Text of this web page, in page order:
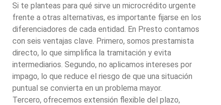
Si te planteas para qué sirve un microcrédito urgente
frente a otras alternativas, es importante fijarse en los
diferenciadores de cada entidad. En Presto contamos
con seis ventajas clave. Primero, somos prestamista
directo, lo que simplifica la tramitación y evita
intermediarios. Segundo, no aplicamos intereses por
impago, lo que reduce el riesgo de que una situación
puntual se convierta en un problema mayor.
Tercero, ofrecemos extensión flexible del plazo,